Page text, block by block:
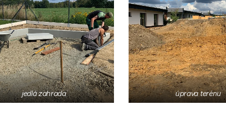
jedlá zahrada úprava terénu